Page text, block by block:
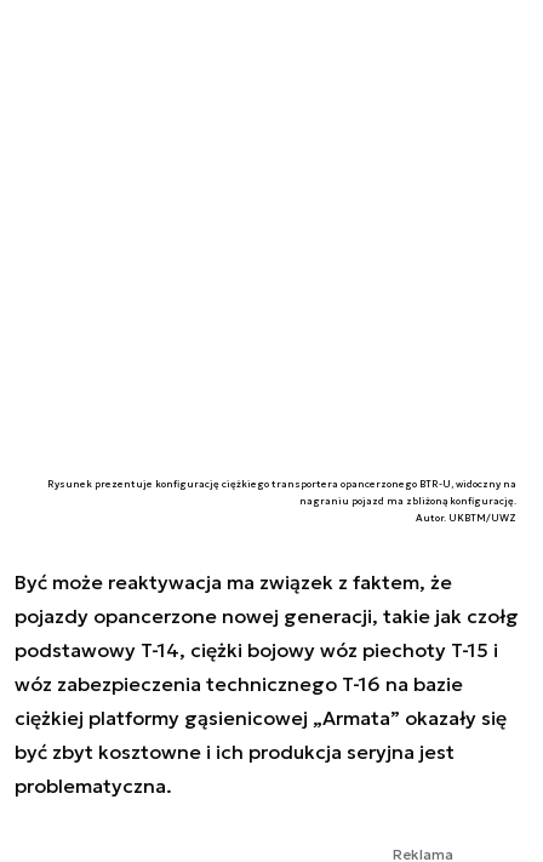
Rysunek prezentuje konfigurację ciężkiego transportera opancerzonego BTR-U, widoczny na
nagraniu pojazd ma zbliżoną konfigurację.
Autor. UKBTM/UWZ
Być może reaktywacja ma związek z faktem, że
pojazdy opancerzone nowej generacji, takie jak czołg
podstawowy T-14, ciężki bojowy wóz piechoty T-15 i
wóz zabezpieczenia technicznego T-16 na bazie
ciężkiej platformy gąsienicowej „Armata” okazały się
być zbyt kosztowne i ich produkcja seryjna jest
problematyczna.
Reklama